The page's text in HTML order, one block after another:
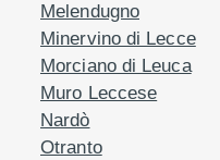
Melendugno
Minervino di Lecce
Morciano di Leuca
Muro Leccese
Nardò
Otranto